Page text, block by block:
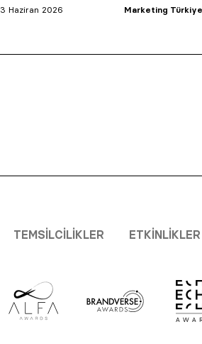
3 Haziran 2026 Marketing Türkiye
TEMSILCILIKLER ETKINLIKLER